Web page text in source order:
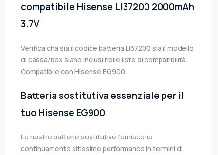
compatibile Hisense LI37200 2000mAh
3.7V
Verifica cha sia il codice batteria LI37200 sia il modello
di cassa/box siano inclusi nelle liste di compatibilità.
Compatibile con Hisense EG900
Batteria sostitutiva essenziale per il
tuo Hisense EG900
Le nostre batterie sostitutive forniscono
continuamente altissime performance in termini di